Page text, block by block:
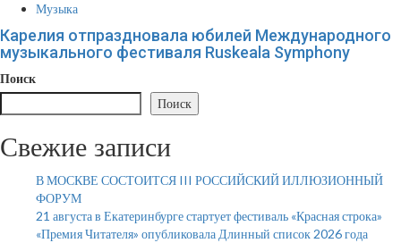
Музыка
Карелия отпраздновала юбилей Международного
музыкального фестиваля Ruskeala Symphony
Поиск
Поиск
Свежие записи
В МОСКВЕ СОСТОИТСЯ III РОССИЙСКИЙ ИЛЛЮЗИОННЫЙ
ФОРУМ
21 августа в Екатеринбурге стартует фестиваль «Красная строка»
«Премия Читателя» опубликовала Длинный список 2026 года